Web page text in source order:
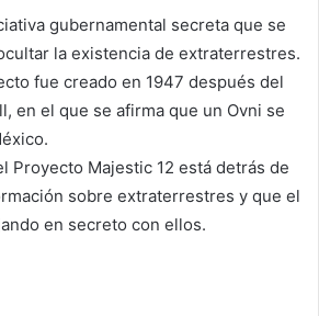
gubernamental secreta que se
la existencia de extraterrestres.
fue creado en 1947 después del
en el que se afirma que un Ovni se
Proyecto Majestic 12 está detrás de
sobre extraterrestres y que el
en secreto con ellos.